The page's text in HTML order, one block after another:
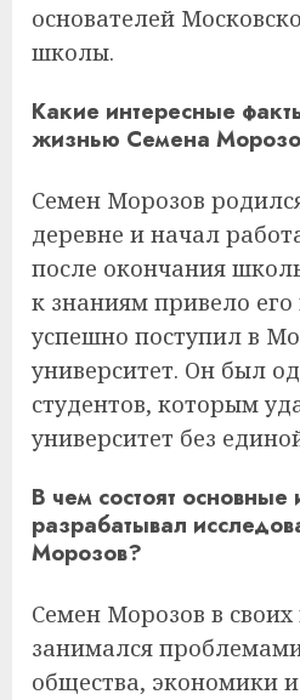
основателей
школы.
Какие интересные
жизнью Семена
Семен Морозов
деревне и начал
после окончания
к знаниям привело
успешно поступил в
университет. Он был
студентов, которым
университет без
В чем состоят
разрабатывал
Морозов?
Семен Морозов в своих
занимался
общества, экономики